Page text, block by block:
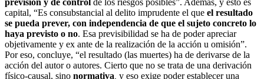
previsión y de control de los riesgos posibles”. Además, y esto es
capital, “Es consubstancial al delito imprudente el que el resultado
se pueda prever, con independencia de que el sujeto concreto lo
haya previsto o no. Esa previsibilidad se ha de poder apreciar
objetivamente y ex ante de la realización de la acción u omisión”.
Por eso, concluye, “el resultado (las muertes) ha de derivarse de la
acción del autor o autores. Cierto que no se trata de una derivación
físico-causal, sino normativa, y eso exige poder establecer una